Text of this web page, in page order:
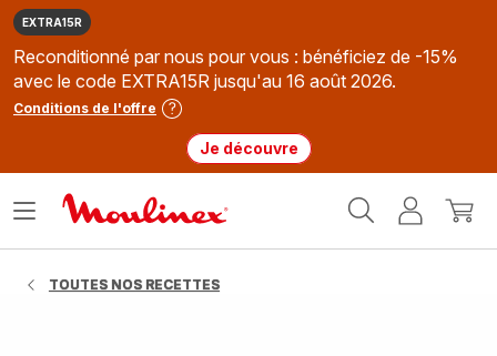
EXTRA15R
Reconditionné par nous pour vous : bénéficiez de -15%
avec le code EXTRA15R jusqu'au 16 août 2026.
Conditions de l'offre
Je découvre
MonMon
Ouvrir
TOUTES NOS RECETTES